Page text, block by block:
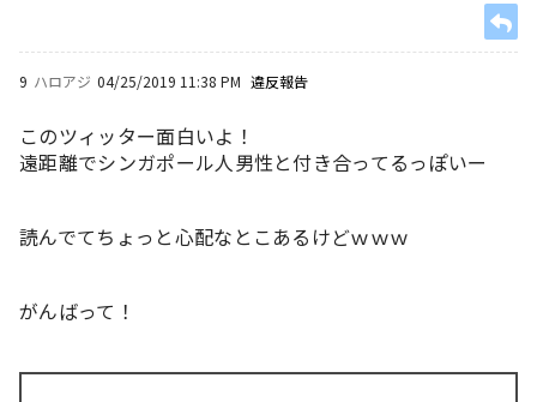
9 ハロアジ 04/25/2019 11:38 PM 違反報告
このツィッター面白いよ！
遠距離でシンガポール人男性と付き合ってるっぽいー
読んでてちょっと心配なとこあるけどｗｗｗ
がんばって！